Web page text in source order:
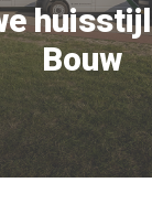
Bouw